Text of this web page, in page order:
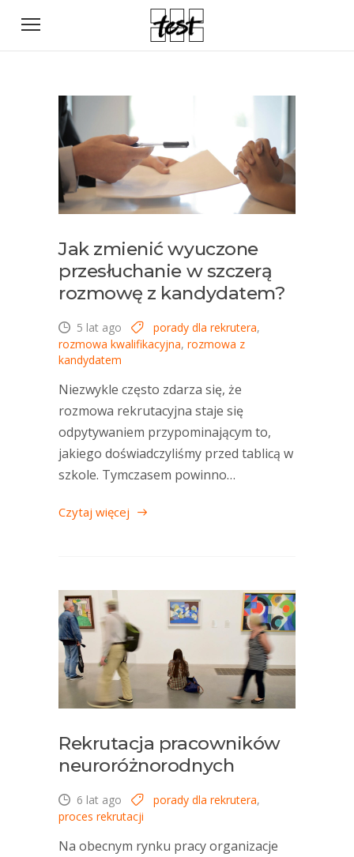
Jak zmienić wyuczone
przesłuchanie w szczerą
rozmowę z kandydatem?
5 lat ago porady dla rekrutera,
rozmowa kwalifikacyjna, rozmowa z
kandydatem
Niezwykle często zdarza się, że
rozmowa rekrutacyjna staje się
odpytywaniem przypominającym to,
jakiego doświadczyliśmy przed tablicą w
szkole. Tymczasem powinno…
Czytaj więcej
Rekrutacja pracowników
neuroróżnorodnych
6 lat ago porady dla rekrutera,
proces rekrutacji
Na obecnym rynku pracy organizacje